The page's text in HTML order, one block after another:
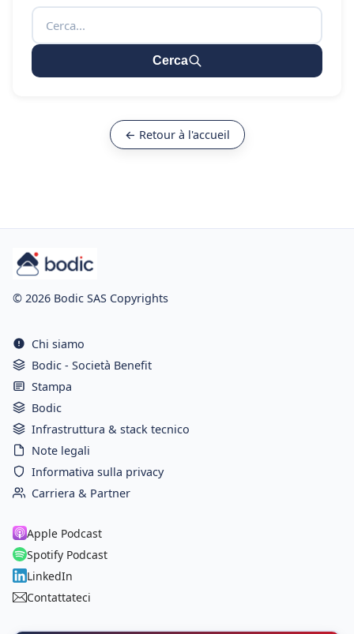
Cerca
← Retour à l'accueil
© 2026 Bodic SAS Copyrights
Chi siamo
Bodic - Società Benefit
Stampa
Bodic
Infrastruttura & stack tecnico
Note legali
Informativa sulla privacy
Carriera & Partner
Apple Podcast
Spotify Podcast
LinkedIn
Contattateci